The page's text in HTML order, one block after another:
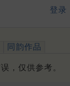
登录
同韵作品
，仅供参考。